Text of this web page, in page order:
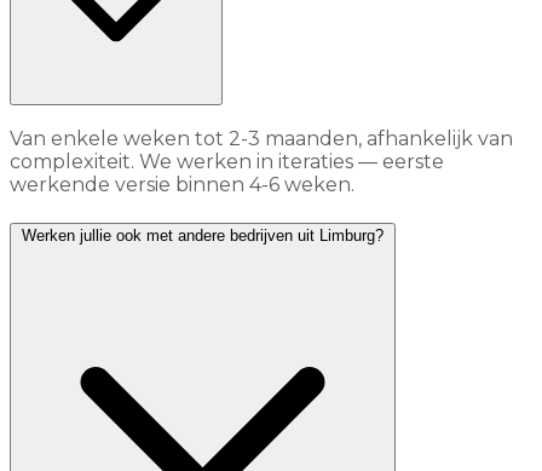
Van enkele weken tot 2-3 maanden, afhankelijk van
complexiteit. We werken in iteraties — eerste
werkende versie binnen 4-6 weken.
Werken jullie ook met andere bedrijven uit Limburg?